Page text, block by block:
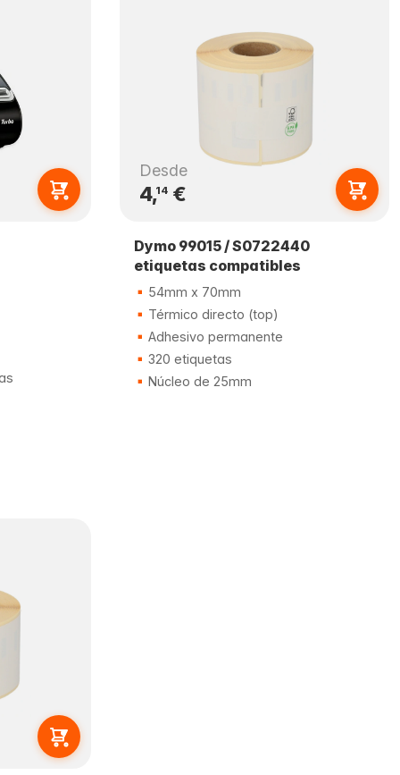
Desde
4,14€
Dymo 99015 / S0722440
etiquetas compatibles
54mm x 70mm
Térmico directo (top)
Adhesivo permanente
320 etiquetas
Núcleo de 25mm